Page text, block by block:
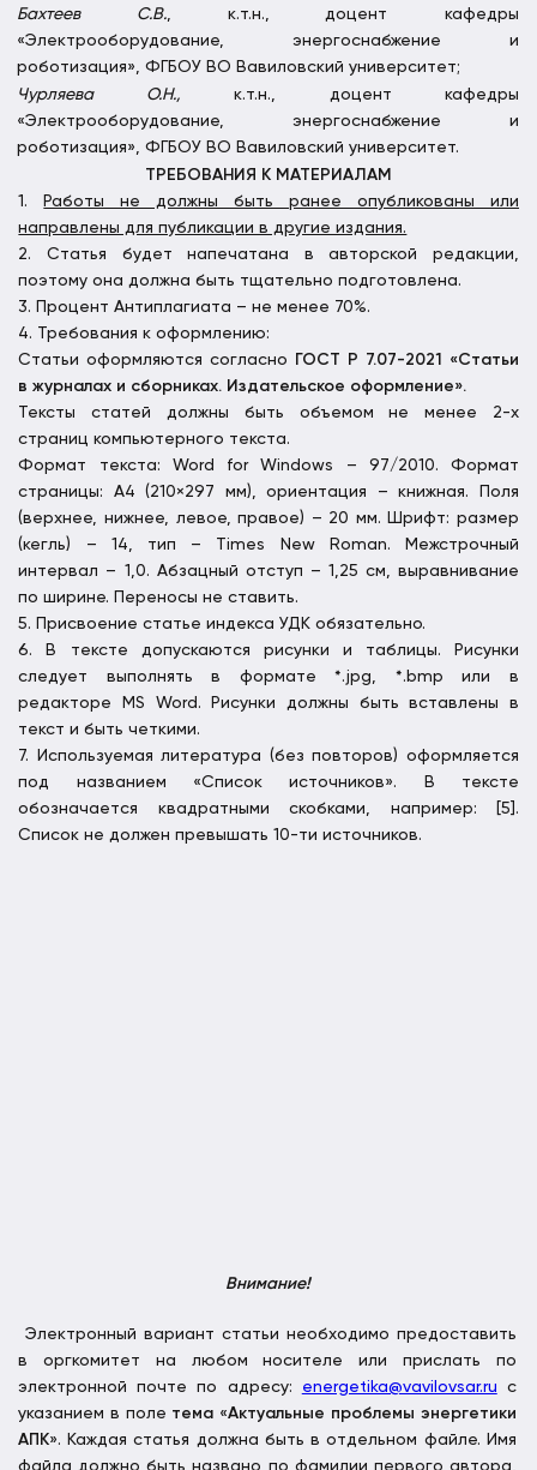
Бахтеев С.В., к.т.н.,
доцент кафедры
«Электрооборудование, энергоснабжение и
роботизация», ФГБОУ ВО Вавиловский университет;
Чурляева О.Н., к.т.н., доцент кафедры
«Электрооборудование, энергоснабжение и
роботизация», ФГБОУ ВО Вавиловский университет.
ТРЕБОВАНИЯ К МАТЕРИАЛАМ
1.
Работы не должны быть ранее опубликованы или
направлены для публикации в другие издания.
2. Статья будет напечатана в авторской редакции,
поэтому она должна быть тщательно подготовлена.
3. Процент Антиплагиата – не менее 70%.
4. Требования к оформлению:
Статьи оформляются согласно
ГОСТ Р 7.07-2021 «Статьи
в журналах и сборниках. Издательское оформление».
Тексты статей должны быть объемом не менее 2-х
страниц компьютерного текста.
Формат текста: Word for Windows – 97/2010. Формат
страницы: А4 (210×297 мм), ориентация – книжная. Поля
(верхнее, нижнее, левое, правое) – 20 мм. Шрифт: размер
(кегль) – 14, тип – Times New Roman. Межстрочный
интервал – 1,0. Абзацный отступ – 1,25 см, выравнивание
по ширине. Переносы не ставить.
5. Присвоение статье индекса УДК обязательно.
6. В тексте допускаются рисунки и таблицы. Рисунки
следует выполнять в формате *.jpg, *.bmp или в
редакторе MS Word. Рисунки должны быть вставлены в
текст и быть четкими.
7. Используемая литература (без повторов) оформляется
под названием «Список источников». В тексте
обозначается квадратными скобками, например: [5].
Список не должен превышать 10-ти источников.
Внимание!
Электронный вариант статьи необходимо предоставить
в оргкомитет на любом носителе или прислать по
электронной почте по адресу: energetika@vavilovsar.ru с
указанием в поле тема «Актуальные проблемы энергетики
АПК». Каждая статья должна быть в отдельном файле. Имя
файла должно быть названо по фамилии первого автора,